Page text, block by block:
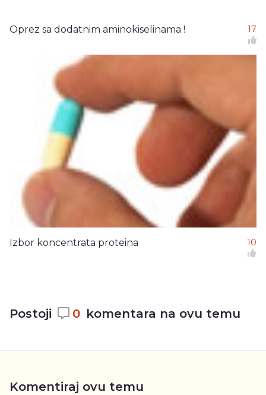
Oprez sa dodatnim aminokiselinama ! 17
Izbor koncentrata proteina 10
Postoji 0 komentara na ovu temu
Komentiraj ovu temu